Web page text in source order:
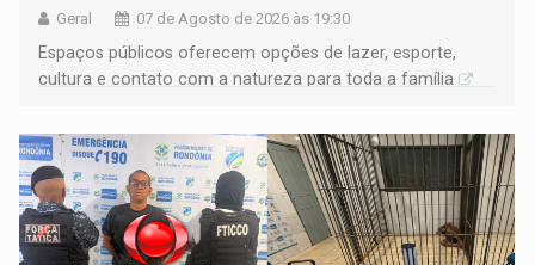
Geral 07 de Agosto de 2026 às 19:30
Espaços públicos oferecem opções de lazer, esporte,
cultura e contato com a natureza para toda a família